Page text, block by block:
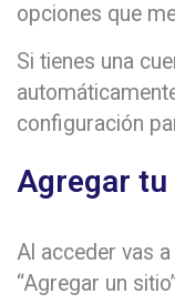
opciones que
Si tienes una
configuración
Agregar
Al acceder vas
“Agregar un